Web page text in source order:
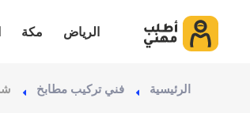
الرياض مكة
الرئيسية فني تركيب مطابخ